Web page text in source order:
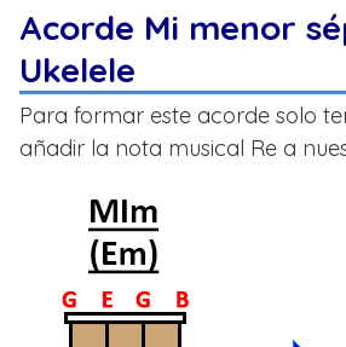
Acorde Mi menor
Ukelele
Para formar este acorde solo
añadir la nota musical Re a